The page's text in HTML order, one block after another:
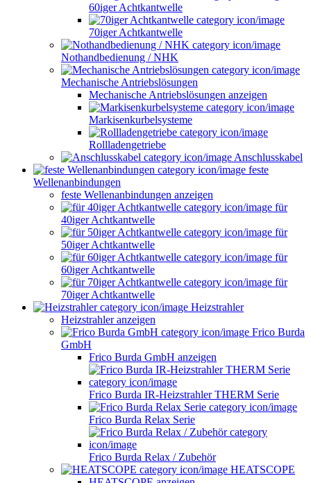
60iger Achtkantwelle
70iger Achtkantwelle
Nothandbedienung / NHK
Mechanische Antriebslösungen
Mechanische Antriebslösungen anzeigen
Markisenkurbelsysteme
Rollladengetriebe
Anschlusskabel
feste
Wellenanbindungen
feste Wellenanbindungen anzeigen
für
40iger Achtkantwelle
für
50iger Achtkantwelle
für
60iger Achtkantwelle
für
70iger Achtkantwelle
Heizstrahler
Heizstrahler anzeigen
Frico Burda
GmbH
Frico Burda GmbH anzeigen
Frico Burda IR-Heizstrahler THERM Serie
Frico Burda Relax Serie
Frico Burda Relax / Zubehör
HEATSCOPE